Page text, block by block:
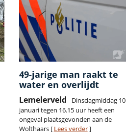
49-jarige man raakt te
water en overlijdt
Lemelerveld - Dinsdagmiddag 10
januari tegen 16.15 uur heeft een
ongeval plaatsgevonden aan de
Wolthaars [ Lees verder]